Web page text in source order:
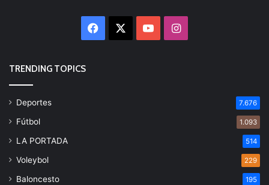
Facebook YouTubeInstagram
TRENDING TOPICS
Deportes 7.676
Fútbol 1.093
LA PORTADA 514
Voleybol 229
Baloncesto 195